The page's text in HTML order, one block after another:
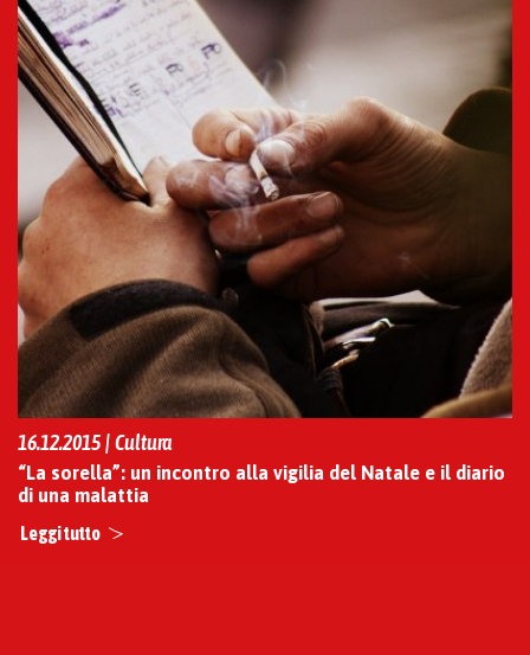
16.12.2015 | Cultura
“La sorella”: un incontro alla vigilia del Natale e il diario
di una malattia
Leggi tutto